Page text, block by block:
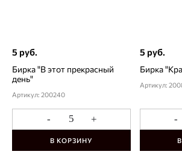
5 руб.
Бирка "В этот прекрасный
день"
Артикул: 200240
- +
В КОРЗИНУ
5 руб.
Бирка
Артикул:
-